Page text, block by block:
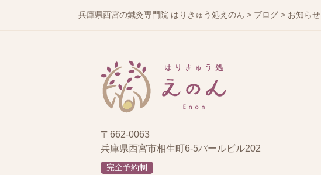
兵庫県西宮の鍼灸専門院 はりきゅう処えのん > ブログ > お知らせ
〒662-0063
兵庫県西宮市相生町6-5パールビル202
完全予約制